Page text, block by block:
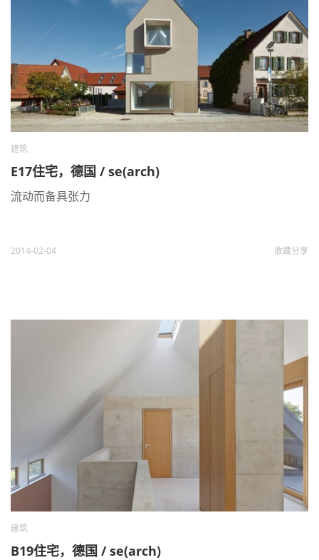
建筑
E17住宅，德国 / se(arch)
流动而备具张力
2014-02-04 收藏分享
建筑
B19住宅，德国 / se(arch)